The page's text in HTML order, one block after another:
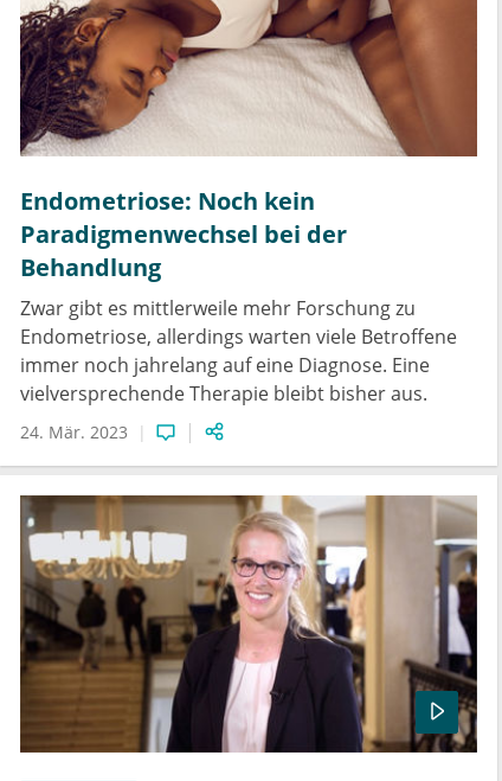
Endometriose: Noch kein
Paradigmenwechsel bei der
Behandlung
Zwar gibt es mittlerweile mehr Forschung zu
Endometriose, allerdings warten viele Betroffene
immer noch jahrelang auf eine Diagnose. Eine
vielversprechende Therapie bleibt bisher aus.
24. Mär. 2023